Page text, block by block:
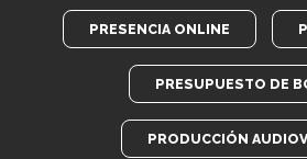
PRESENCIA ONLINE
PRESUPUESTO DE
PRODUCCIÓN